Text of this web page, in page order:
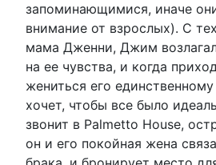
запоминающимися, иначе
внимание от взрослых). С
мама Дженни, Джим
на ее чувства, и когда
жениться его
хочет, чтобы все было
звонит в Palmetto House,
он и его покойная жена